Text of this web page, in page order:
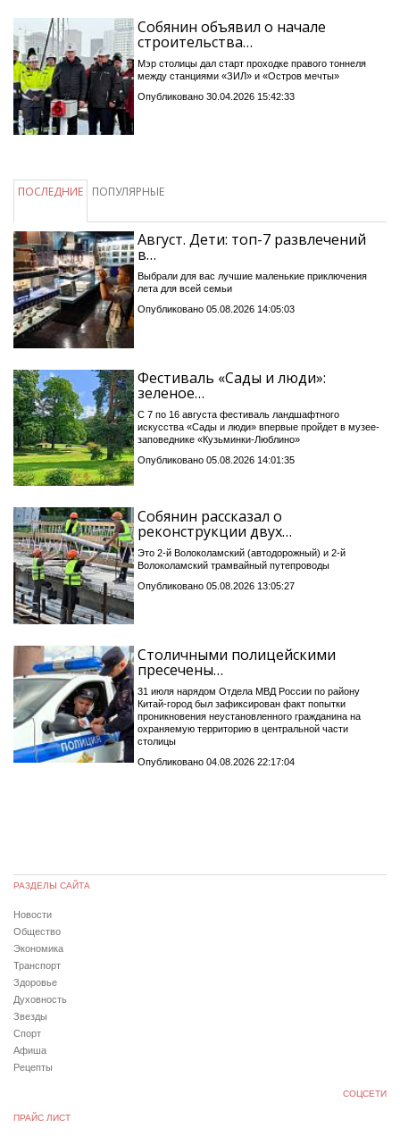
Собянин объявил о начале
строительства…
Мэр столицы дал старт проходке правого тоннеля
между станциями «ЗИЛ» и «Остров мечты»
Опубликовано 30.04.2026 15:42:33
ПОСЛЕДНИЕ ПОПУЛЯРНЫЕ
Август. Дети: топ-7 развлечений
в…
Выбрали для вас лучшие маленькие приключения
лета для всей семьи
Опубликовано 05.08.2026 14:05:03
Фестиваль «Сады и люди»:
зеленое…
С 7 по 16 августа фестиваль ландшафтного
искусства «Сады и люди» впервые пройдет в музее-
заповеднике «Кузьминки-Люблино»
Опубликовано 05.08.2026 14:01:35
Собянин рассказал о
реконструкции двух…
Это 2-й Волоколамский (автодорожный) и 2-й
Волоколамский трамвайный путепроводы
Опубликовано 05.08.2026 13:05:27
Столичными полицейскими
пресечены…
31 июля нарядом Отдела МВД России по району
Китай-город был зафиксирован факт попытки
проникновения неустановленного гражданина на
охраняемую территорию в центральной части
столицы
Опубликовано 04.08.2026 22:17:04
РАЗДЕЛЫ САЙТА
Новости
Общество
Экономика
Транспорт
Здоровье
Духовность
Звезды
Спорт
Афиша
Рецепты
СОЦСЕТИ
ПРАЙС ЛИСТ